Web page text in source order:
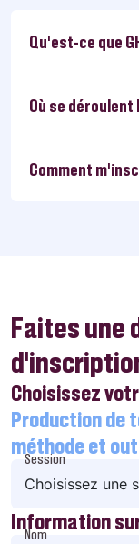
Qu'est-ce que
Où se
Comment
Faites une
Choisissez
Production de
méthode et
Session
Information
Nom